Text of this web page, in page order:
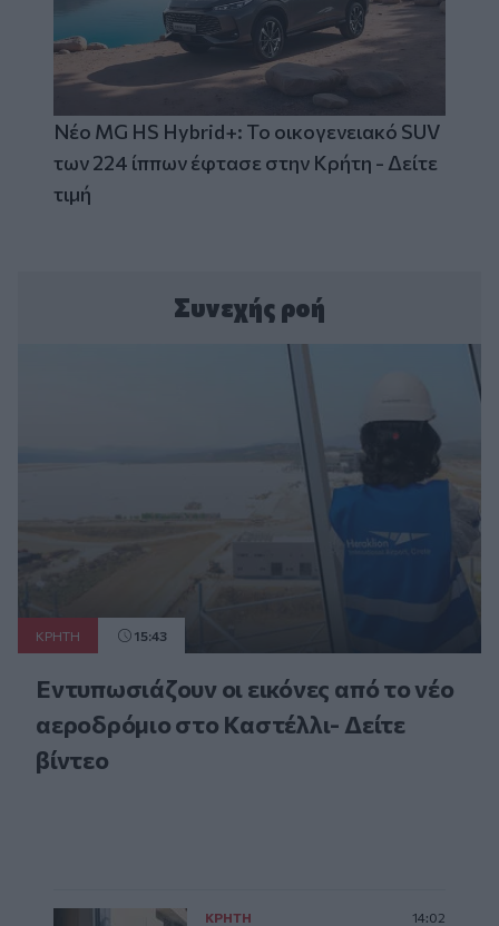
Νέο MG HS Hybrid+: Το οικογενειακό SUV
των 224 ίππων έφτασε στην Κρήτη - Δείτε
τιμή
Συνεχής ροή
ΚΡΗΤΗ 15:43
Εντυπωσιάζουν οι εικόνες από το νέο
αεροδρόμιο στο Καστέλλι- Δείτε
βίντεο
ΚΡΗΤΗ 14:02